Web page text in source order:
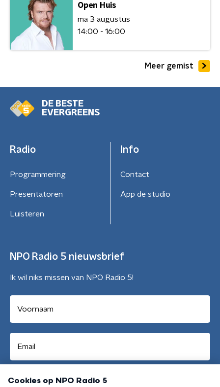
Open Huis
ma 3 augustus
14:00 - 16:00
Meer gemist
DE BESTE
EVERGREENS
Radio
Programmering
Presentatoren
Luisteren
Info
Contact
App de studio
NPO Radio 5 nieuwsbrief
Ik wil niks missen van NPO Radio 5!
Aanmelden